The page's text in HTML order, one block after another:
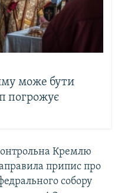
може бути
погрожує
Кремлю
припис про
собору